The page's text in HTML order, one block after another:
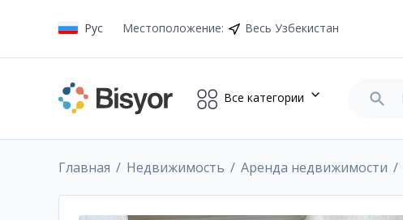
Рус Местоположение: Весь Узбекистан
Все категории
Главная Недвижимость Аренда недвижимости